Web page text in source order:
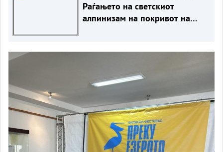
Раѓањето на светскиот
алпинизам на покривот на